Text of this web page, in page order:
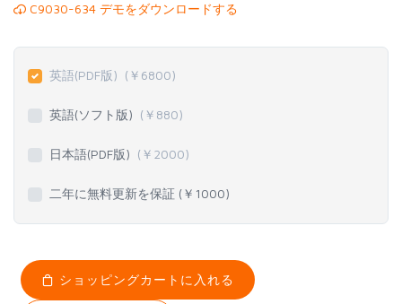
C9030-634 デモをダウンロードする
英語(PDF版) (￥ 6800)
英語(ソフト版) (￥ 880)
日本語(PDF版) (￥ 2000)
二年に無料更新を保証 (￥ 1000)
ショッピングカートに入れる